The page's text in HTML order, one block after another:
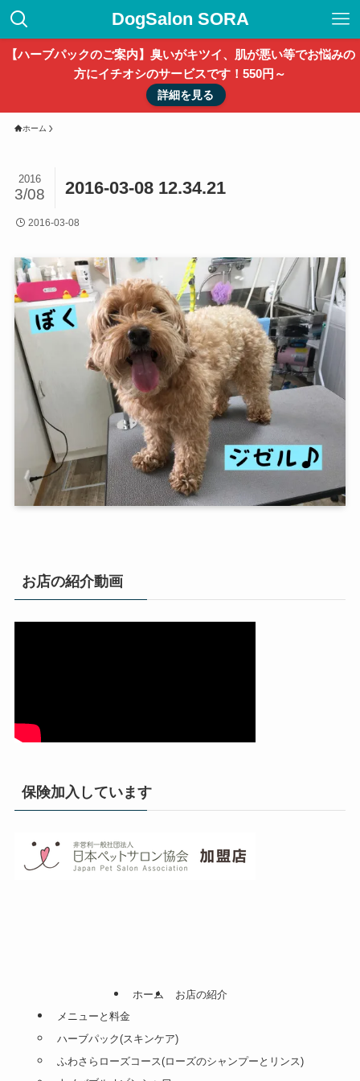
DogSalon SORA
【ハーブパックのご案内】臭いがキツイ、肌が悪い等でお悩みの
方にイチオシのサービスです！550円～
詳細を見る
ホーム
2016-03-08 12.34.21
2016
3/08
2016-03-08
お店の紹介動画
保険加入しています
ホーム
お店の紹介
メニューと料金
ハーブパック(スキンケア)
ふわさらローズコース(ローズのシャンプーとリンス)